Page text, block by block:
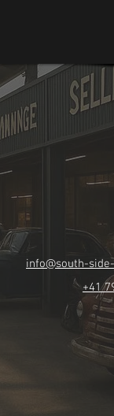
info@south-
+41